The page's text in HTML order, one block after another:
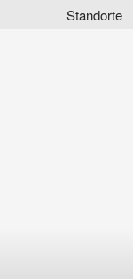
Standorte